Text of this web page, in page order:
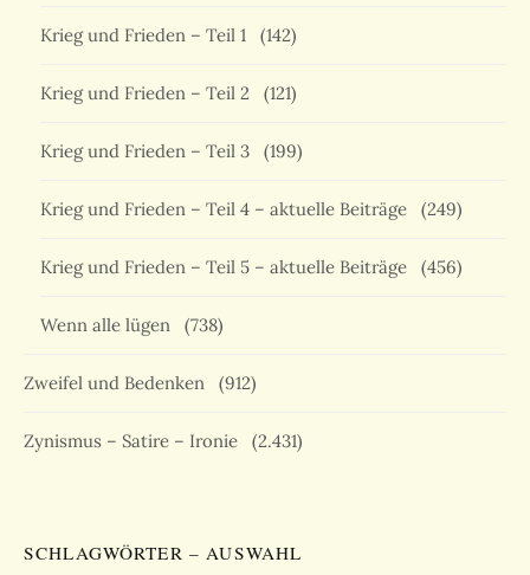
Krieg und Frieden – Teil 1 (142)
Krieg und Frieden – Teil 2 (121)
Krieg und Frieden – Teil 3 (199)
Krieg und Frieden – Teil 4 – aktuelle Beiträge (249)
Krieg und Frieden – Teil 5 – aktuelle Beiträge (456)
Wenn alle lügen (738)
Zweifel und Bedenken (912)
Zynismus – Satire – Ironie (2.431)
SCHLAGWÖRTER – AUSWAHL